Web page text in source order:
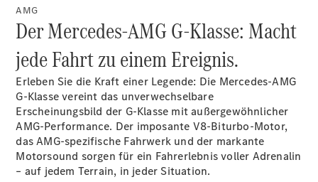
Übersicht
140 Jahre
Innovation
Mercedes-
Benz
Store
Neuwagenangebote
AMG
Der Mercedes-AMG G-Klasse: Macht
jede Fahrt zu einem Ereignis.
Erleben Sie die Kraft einer Legende: Die Mercedes-AMG
G-Klasse vereint das unverwechselbare
Erscheinungsbild der G-Klasse mit außergewöhnlicher
AMG-Performance. Der imposante V8-Biturbo-Motor,
das AMG-spezifische Fahrwerk und der markante
Motorsound sorgen für ein Fahrerlebnis voller Adrenalin
– auf jedem Terrain, in jeder Situation.